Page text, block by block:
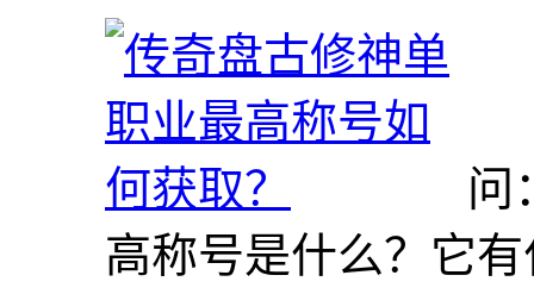
问
高称号是什么？它